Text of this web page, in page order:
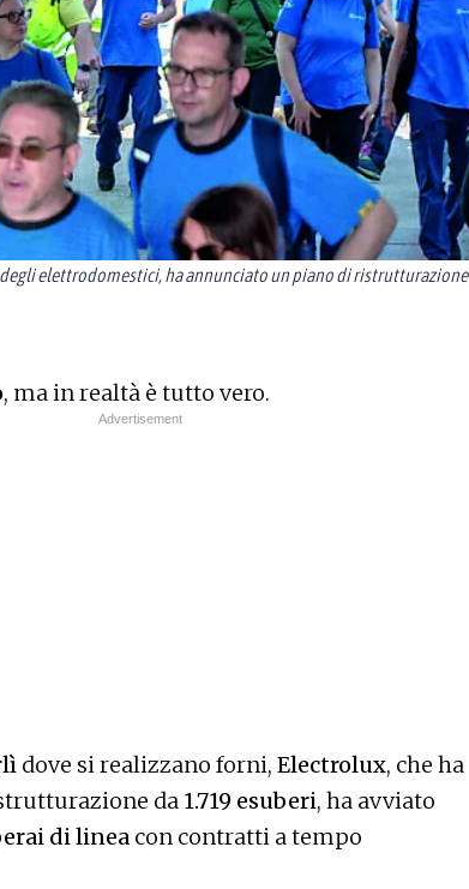
elettrodomestici, ha annunciato un piano di ristrutturazione
, ma in realtà è tutto vero.
dove si realizzano forni, Electrolux, che ha
da 1.719 esuberi, ha avviato
di linea con contratti a tempo